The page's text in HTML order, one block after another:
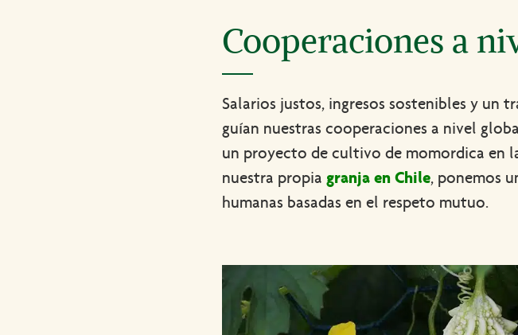
Cooperaciones a
Salarios justos, ingresos sostenibles y un
guían nuestras cooperaciones a nivel
un proyecto de cultivo de momordica en
nuestra propia granja en Chile, ponemos
humanas basadas en el respeto mutuo.